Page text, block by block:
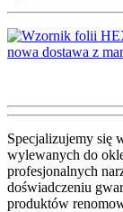
Specjalizujemy się
wylewanych do
profesjonalnych
doświadczeniu
produktów